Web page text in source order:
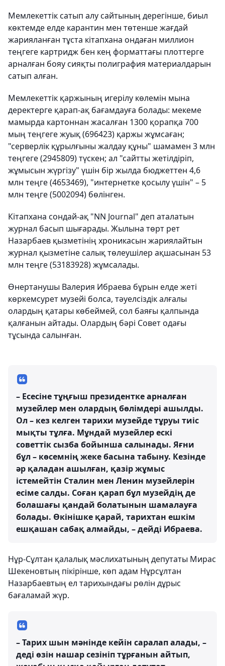
Мемлекеттік сатып алу сайтының дерегінше, биыл
көктемде елде карантин мен төтенше жағдай
жарияланған тұста кітапхана ондаған миллион
теңгеге картридж бен кең форматтағы плоттерге
арналған бояу сияқты полиграфия материалдарын
сатып алған.
Мемлекеттік қаржының игерілу көлемін мына
деректерге қарап-ақ бағамдауға болады: мекеме
мамырда картоннан жасалған 1300 қорапқа 700
мың теңгеге жуық (696423) қаржы жұмсаған;
"серверлік құрылғыны жалдау құны" шамамен 3 млн
теңгеге (2945809) түскен; ал "сайтты жетілдіріп,
жұмысын жүргізу" үшін бір жылда бюджеттен 4,6
млн теңге (4653469), "интернетке қосылу үшін" – 5
млн теңге (5002094) бөлінген.
Кітапхана сондай-ақ "NN Journal" деп аталатын
журнал басып шығарады. Жылына төрт рет
Назарбаев қызметінің хроникасын жариялайтын
журнал қызметіне салық төлеушілер ақшасынан 53
млн теңге (53183928) жұмсалады.
Өнертанушы Валерия Ибраева бұрын елде жеті
көркемсурет музейі болса, тәуелсіздік алғалы
олардың қатары көбеймей, сол баяғы қалпында
қалғанын айтады. Олардың бәрі Совет одағы
тұсында салынған.
– Есесіне тұңғыш президентке арналған
музейлер мен олардың бөлімдері ашылды.
Ол – кез келген тарихи музейде тұруы тиіс
мықты тұлға. Мұндай музейлер ескі
советтік сызба бойынша салынады. Яғни
бұл – көсемнің жеке басына табыну. Кезінде
әр қаладан ашылған, қазір жұмыс
істемейтін Сталин мен Ленин музейлерін
есіме салды. Соған қарап бұл музейдің де
болашағы қандай болатынын шамалауға
болады. Өкінішке қарай, тарихтан ешкім
ешқашан сабақ алмайды, – дейді Ибраева.
Нұр-Сұлтан қалалық мәслихатының депутаты Мирас
Шекеновтың пікірінше, көп адам Нұрсұлтан
Назарбаевтың ел тарихындағы рөлін дұрыс
бағаламай жүр.
– Тарих шын мәнінде кейін саралап алады, –
деді өзін нашар сезініп тұрғанын айтып,